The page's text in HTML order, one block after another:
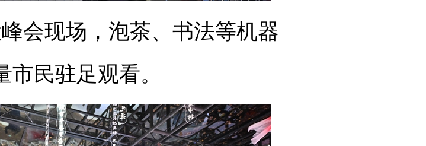
会现场，泡茶、书法等机器
市民驻足观看。